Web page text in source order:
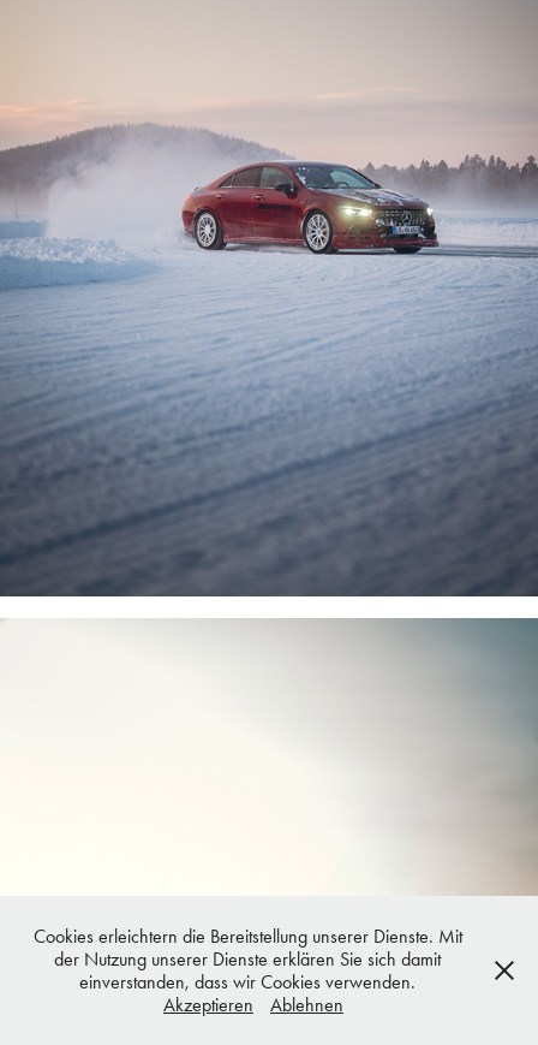
Cookies erleichtern die Bereitstellung unserer Dienste. Mit
der Nutzung unserer Dienste erklären Sie sich damit
einverstanden, dass wir Cookies verwenden.
Akzeptieren
Ablehnen